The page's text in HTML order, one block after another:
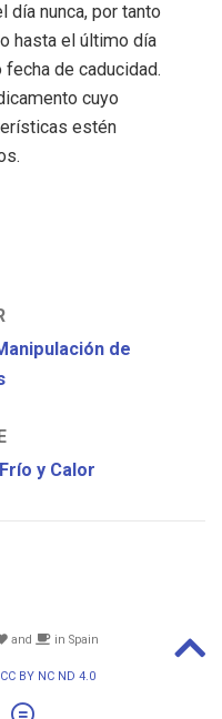
día nunca, por tanto
hasta el último día
de caducidad.
cuyo
estén
de
y Calor
and in Spain
CC BY NC ND 4.0